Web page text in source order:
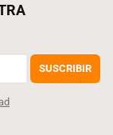
SUSCRIBIR